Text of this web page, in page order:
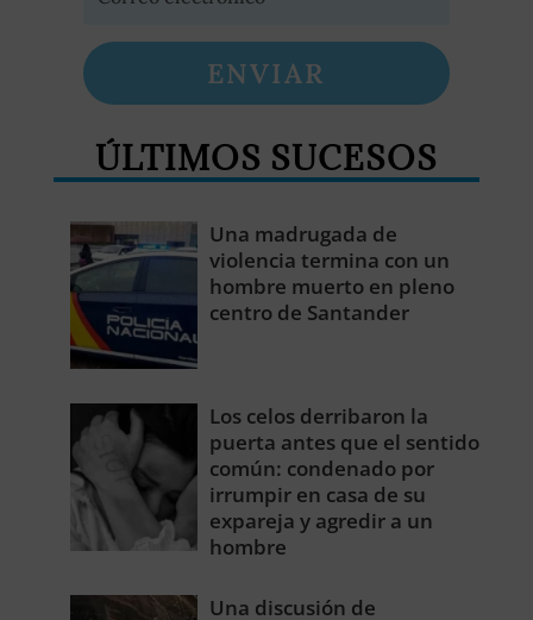
ENVIAR
ÚLTIMOS SUCESOS
Una madrugada de
violencia termina con un
hombre muerto en pleno
centro de Santander
Los celos derribaron la
puerta antes que el sentido
común: condenado por
irrumpir en casa de su
expareja y agredir a un
hombre
Una discusión de